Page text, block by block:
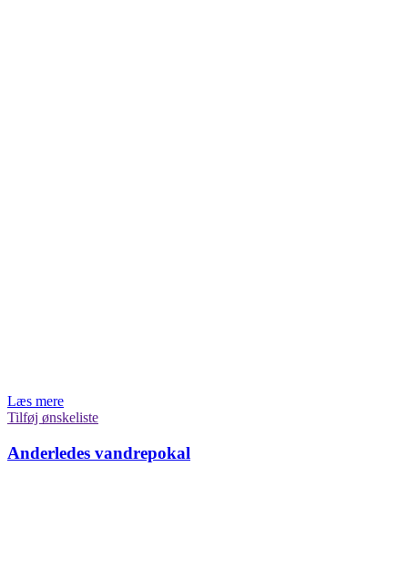
Læs mere
Tilføj ønskeliste
Anderledes vandrepokal